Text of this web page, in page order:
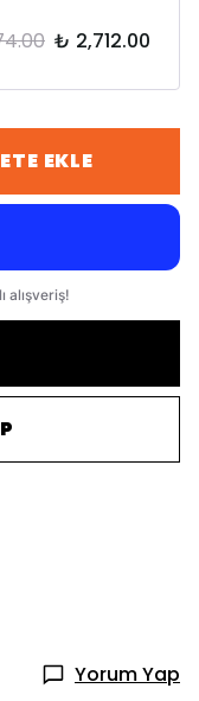
₺ 2,712.00
EKLE
Yorum Yap